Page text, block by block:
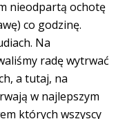
nieodpartą ochotę
co godzinę.
Na
radę wytrwać
a tutaj, na
w najlepszym
których wszyscy